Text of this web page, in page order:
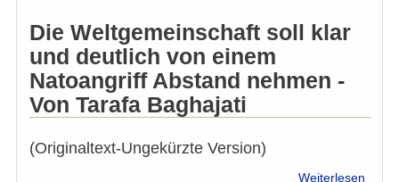
Die Weltgemeinschaft soll klar
und deutlich von einem
Natoangriff Abstand nehmen -
Von Tarafa Baghajati
(Originaltext-Ungekürzte Version)
Weiterlesen